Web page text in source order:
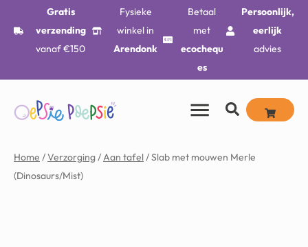
Gratis
verzending
vanaf €150
Fysieke
winkel in
Arendonk
Betaal
met
ecochequ
es
Persoonlijk,
eerlijk
advies
Home /Verzorging/Aan tafel/ Slab met mouwen Merle
(Dinosaurs/Mist)